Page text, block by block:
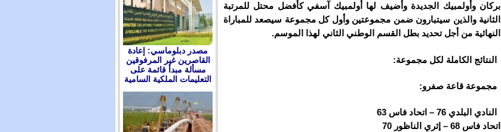
بركان وأولمبيك الجديدة وأضيف لها أولمبيك آسفي كأفضل محتل للمرتبة
الثانية والذين سيتبارون ضمن مجموعتين وأول كل مجموعة سيصعد للمباراة
النهائية من أجل تحديد بطل القسم الوطني الثاني لهذا الموسم.
النتائج الكاملة لكل مجموعة:
مجموعة قاعة صفرو:
النادي البلدي 76 – اتحاد فاس 63
اتحاد فاس 68 – إثري الناظور 70
مصدر دبلوماسي: إعادة
القاصرين غير المرفوقين
مسألة مبدأ قائمة على
التعليمات الملكية السامية